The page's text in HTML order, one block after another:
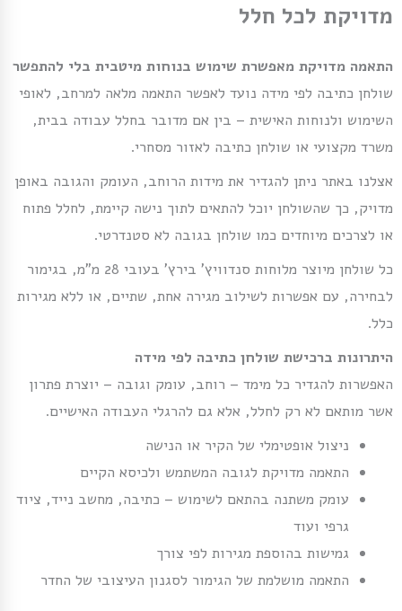
מדויקת לכל חלל
התאמה מדויקת מאפשרת שימוש בנוחות מיטבית בלי להתפשר
שולחן כתיבה לפי מידה נועד לאפשר התאמה מלאה למרחב, לאופי
השימוש ולנוחות האישית – בין אם מדובר בחלל עבודה בבית,
משרד מקצועי או שולחן כתיבה לאזור מסחרי.
אצלנו באתר ניתן להגדיר את מידות הרוחב, העומק והגובה באופן
מדויק, כך שהשולחן יוכל להתאים לתוך נישה קיימת, לחלל פתוח
או לצרכים מיוחדים כמו שולחן בגובה לא סטנדרטי.
כל שולחן מיוצר מלוחות סנדוויץ’ בירץ’ בעובי 28 מ”מ, בגימור
לבחירה, עם אפשרות לשילוב מגירה אחת, שתיים, או ללא מגירות
כלל.
היתרונות ברכישת שולחן כתיבה לפי מידה
האפשרות להגדיר כל מימד – רוחב, עומק וגובה – יוצרת פתרון
אשר מותאם לא רק לחלל, אלא גם להרגלי העבודה האישיים.
ניצול אופטימלי של הקיר או הנישה
התאמה מדויקת לגובה המשתמש ולכיסא הקיים
עומק משתנה בהתאם לשימוש – כתיבה, מחשב נייד, ציוד
גרפי ועוד
גמישות בהוספת מגירות לפי צורך
התאמה מושלמת של הגימור לסגנון העיצובי של החדר